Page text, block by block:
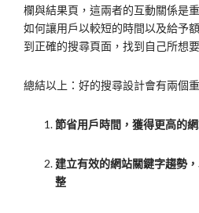
欄與結果頁，這兩者的互動關係是
如何讓用戶以較短的時間以及給予
到正確的搜尋頁面，找到自己所想
總結以上：好的搜尋設計會有兩個
節省用戶時間，獲得更高的
建立有效的網站關鍵字趨勢
整